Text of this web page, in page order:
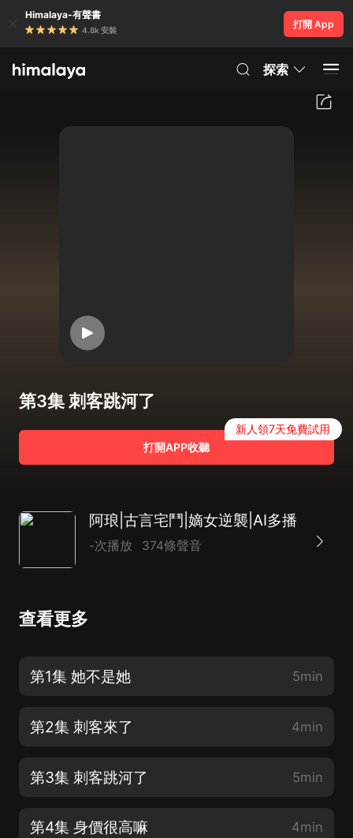
Himalaya-有聲書
4.8k 安裝
打開 App
探索
第3集 刺客跳河了
打開APP收聽
新人領7天免費試用
阿琅|古言宅鬥|嫡女逆襲|AI多播
-次播放 374條聲音
查看更多
第1集 她不是她 5min
第2集 刺客來了 4min
第3集 刺客跳河了 5min
第4集 身價很高嘛 4min